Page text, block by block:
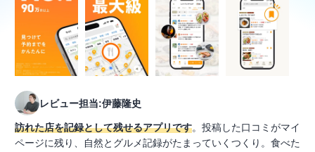
レビュー担当:伊藤隆史
訪れた店を記録として残せるアプリです。投稿した口コミがマイ
ページに残り、自然とグルメ記録がたまっていくつくり。食べた